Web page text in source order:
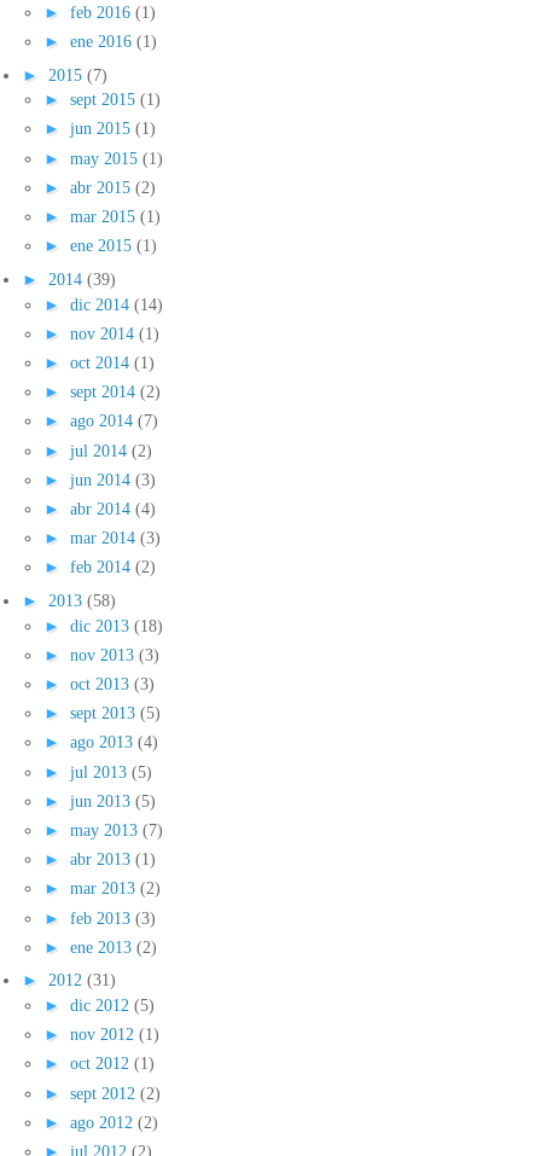
► feb 2016 (1)
► ene 2016 (1)
► 2015 (7)
► sept 2015 (1)
► jun 2015 (1)
► may 2015 (1)
► abr 2015 (2)
► mar 2015 (1)
► ene 2015 (1)
► 2014 (39)
► dic 2014 (14)
► nov 2014 (1)
► oct 2014 (1)
► sept 2014 (2)
► ago 2014 (7)
► jul 2014 (2)
► jun 2014 (3)
► abr 2014 (4)
► mar 2014 (3)
► feb 2014 (2)
► 2013 (58)
► dic 2013 (18)
► nov 2013 (3)
► oct 2013 (3)
► sept 2013 (5)
► ago 2013 (4)
► jul 2013 (5)
► jun 2013 (5)
► may 2013 (7)
► abr 2013 (1)
► mar 2013 (2)
► feb 2013 (3)
► ene 2013 (2)
► 2012 (31)
► dic 2012 (5)
► nov 2012 (1)
► oct 2012 (1)
► sept 2012 (2)
► ago 2012 (2)
► jul 2012 (2)